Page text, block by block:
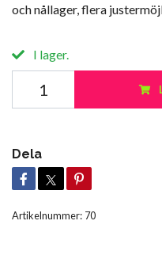
och nållager, flera
I lager.
Dela
Artikelnummer: 70